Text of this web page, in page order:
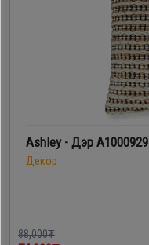
Ashley - Дэр A1000929
Декор
88,000₮